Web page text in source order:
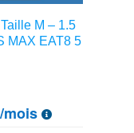
M – 1.5
MAX EAT8 5
mois